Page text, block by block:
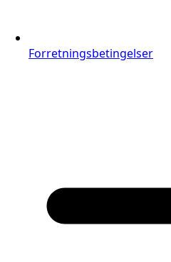
Forretningsbetingelser